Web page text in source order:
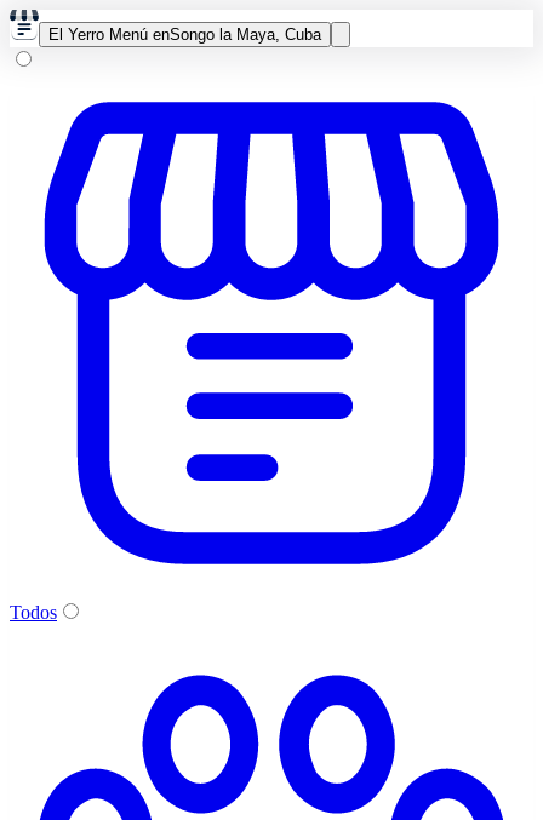
El Yerro Menú enSongo la Maya, Cuba
Todos